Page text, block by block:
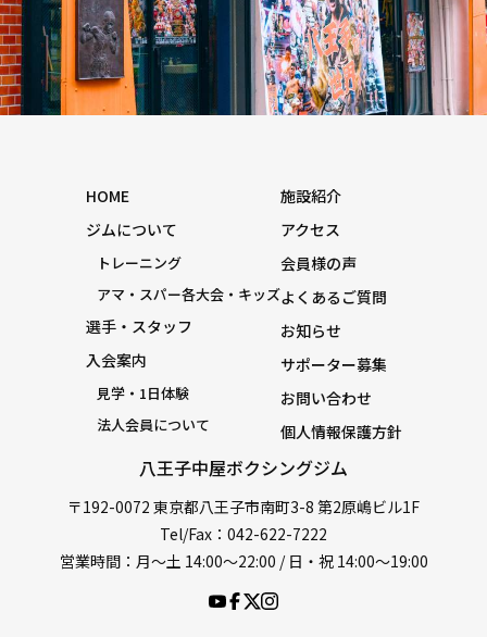
八王子中屋ボクシングジム
〒192-0072 東京都八王子市南町3-8 第2原嶋ビル1F
Tel/Fax：042-622-7222
営業時間：月〜土 14:00〜22:00 / 日・祝 14:00〜19:00
HOME
ジムについて
トレーニング
アマ・スパー各大会・キッズ
選手・スタッフ
入会案内
見学・1日体験
法人会員について
施設紹介
アクセス
会員様の声
よくあるご質問
お知らせ
サポーター募集
お問い合わせ
個人情報保護方針